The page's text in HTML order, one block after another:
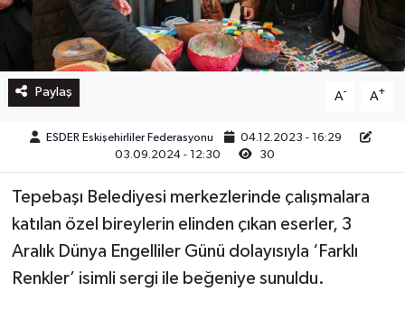
Paylaş A- A+
ESDER Eskişehirliler Federasyonu
04.12.2023 - 16:29
03.09.2024 - 12:30
30
Tepebaşı Belediyesi merkezlerinde çalışmalara
katılan özel bireylerin elinden çıkan eserler, 3
Aralık Dünya Engelliler Günü dolayısıyla ‘Farklı
Renkler’ isimli sergi ile beğeniye sunuldu.